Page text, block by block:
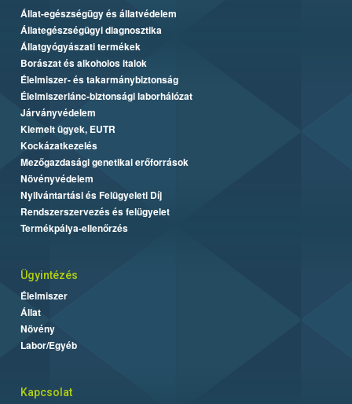
Állat-egészségügy és állatvédelem
Állategészségügyi diagnosztika
Állatgyógyászati termékek
Borászat és alkoholos italok
Élelmiszer- és takarmánybiztonság
Élelmiszerlánc-biztonsági laborhálózat
Járványvédelem
Kiemelt ügyek, EUTR
Kockázatkezelés
Mezőgazdasági genetikai erőforrások
Növényvédelem
Nyilvántartási és Felügyeleti Díj
Rendszerszervezés és felügyelet
Termékpálya-ellenőrzés
Ügyintézés
Élelmiszer
Állat
Növény
Labor/Egyéb
Kapcsolat